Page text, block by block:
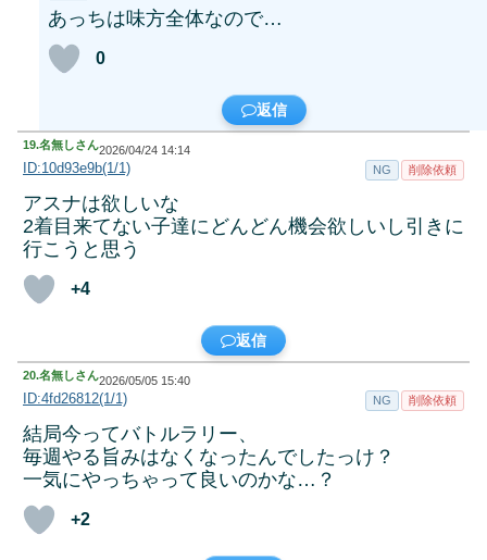
あっちは味方全体なので…
0
返信
19.名無しさん2026/04/24 14:14
ID:10d93e9b(1/1) NG 削除依頼
アスナは欲しいな
2着目来てない子達にどんどん機会欲しいし引きに
行こうと思う
+4
返信
20.名無しさん2026/05/05 15:40
ID:4fd26812(1/1) NG 削除依頼
結局今ってバトルラリー、
毎週やる旨みはなくなったんでしたっけ？
一気にやっちゃって良いのかな…？
+2